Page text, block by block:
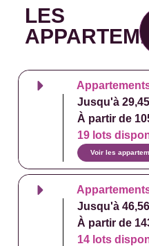
LES
Jusqu'à
À partir de
19 lots
Voir les
Jusqu'à
À partir de
14 lots